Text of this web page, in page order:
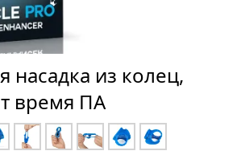
насадка из колец,
время ПА